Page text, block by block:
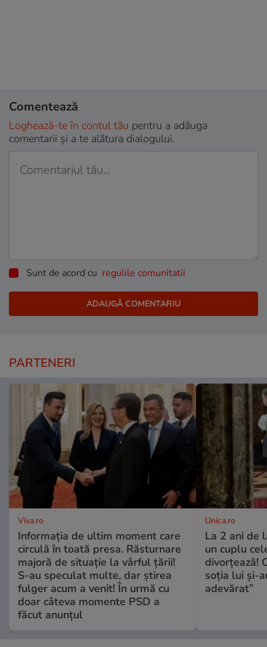
Comentează
Loghează-te în contul tău pentru a adăuga
comentarii și a te alătura dialogului.
Sunt de acord cu regulile comunitatii
PARTENERI
Viva.ro
Informația de ultim moment care
circulă în toată presa. Răsturnare
majoră de situație la vârful țării!
S-au speculat multe, dar știrea
fulger acum a venit! În urmă cu
doar câteva momente PSD a
făcut anunțul
Unica.ro
La 2 ani de
un cuplu
divorțează!
soția lui și-
adevărat”